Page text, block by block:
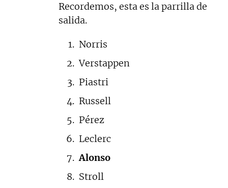
Recordemos, esta es la parrilla de
salida.
Norris
Verstappen
Piastri
Russell
Pérez
Leclerc
Alonso
Stroll